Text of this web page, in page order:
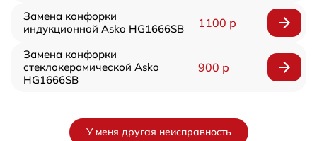
Замена конфорки
индукционной Asko HG1666SB
1100 р
Замена конфорки
стеклокерамической Asko
HG1666SB
900 р
У меня другая неисправность